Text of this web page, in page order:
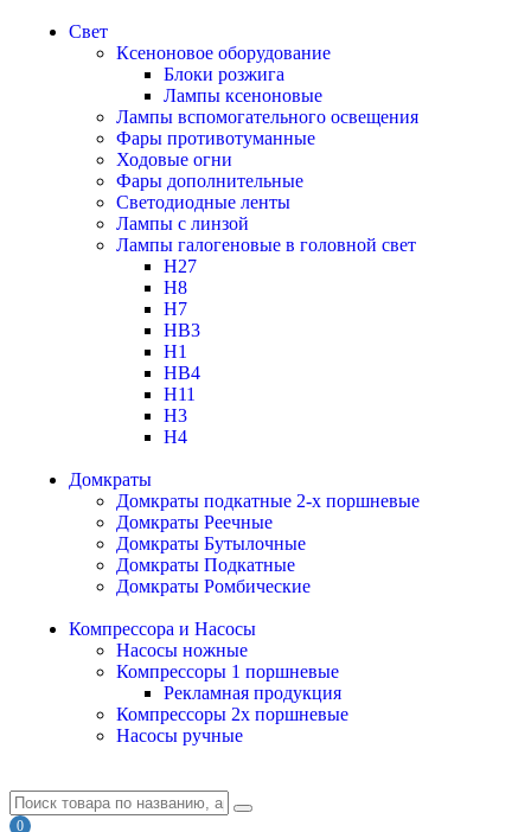
Свет
Ксеноновое оборудование
Блоки розжига
Лампы ксеноновые
Лампы вспомогательного освещения
Фары противотуманные
Ходовые огни
Фары дополнительные
Светодиодные ленты
Лампы с линзой
Лампы галогеновые в головной свет
H27
H8
H7
HB3
H1
HB4
H11
H3
H4
Домкраты
Домкраты подкатные 2-х поршневые
Домкраты Реечные
Домкраты Бутылочные
Домкраты Подкатные
Домкраты Ромбические
Компрессора и Насосы
Насосы ножные
Компрессоры 1 поршневые
Рекламная продукция
Компрессоры 2х поршневые
Насосы ручные
0